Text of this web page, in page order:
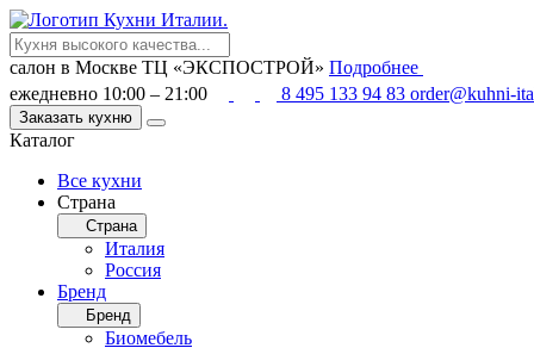
салон в Москве ТЦ «ЭКСПОСТРОЙ» Подробнее
ежедневно 10:00 – 21:00
8 495 133 94 83 order@kuhni-
Заказать кухню
Каталог
Все кухни
Страна
Страна
Италия
Россия
Бренд
Бренд
Биомебель